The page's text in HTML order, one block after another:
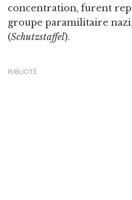
concentration, furent
groupe paramilitaire nazi,
(Schutzstaffel).
PUBLICITÉ